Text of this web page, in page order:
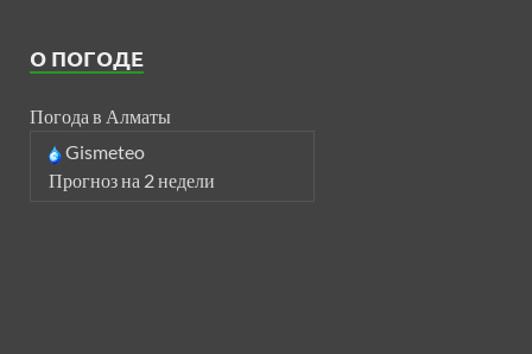
О ПОГОДЕ
Погода в Алматы
Gismeteo
Прогноз на 2 недели